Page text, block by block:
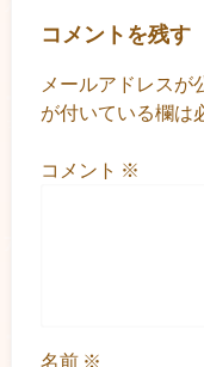
コメントを残す
メールアドレスが
が付いている欄は
コメント ※
名前 ※